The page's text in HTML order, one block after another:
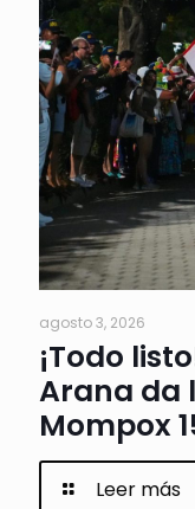
agosto 3, 2026
¡Todo
Arana da
Mompox
Leer más